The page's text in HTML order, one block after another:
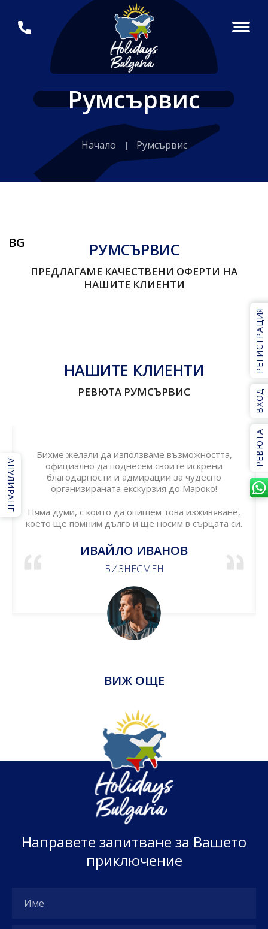
Румсървис
Начало Румсървис
РУМСЪРВИС
ПРЕДЛАГАМЕ КАЧЕСТВЕНИ ОФЕРТИ НА
НАШИТЕ КЛИЕНТИ
НАШИТЕ КЛИЕНТИ
РЕВЮТА РУМСЪРВИС
Бихме желали да използваме възможността,
официално да поднесем своите искрени
благодарности и адмирации за чудесно
организираната екскурзия до Мароко!
Няма думи, с които да опишем това изживяване,
което ще помним дълго и ще носим в сърцата си.
ИВАЙЛО ИВАНОВ
БИЗНЕСМЕН
ВИЖ ОЩЕ
Направете запитване за Вашето
приключение
РЕГИСТРАЦИЯ
ВХОД
РЕВЮТА
АНУЛИРАНЕ
BG